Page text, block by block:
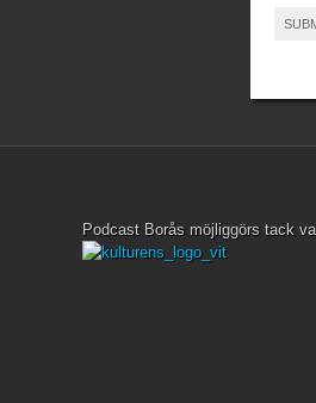
Podcast Borås möjliggörs tack